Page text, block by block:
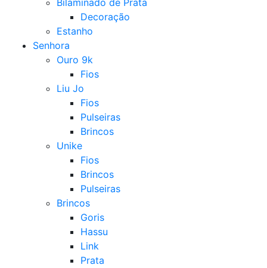
Bilaminado de Prata
Decoração
Estanho
Senhora
Ouro 9k
Fios
Liu Jo
Fios
Pulseiras
Brincos
Unike
Fios
Brincos
Pulseiras
Brincos
Goris
Hassu
Link
Prata